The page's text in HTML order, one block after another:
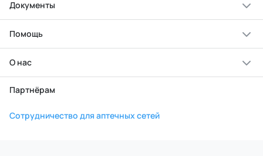
Документы
Помощь
О нас
Партнёрам
Сотрудничество для аптечных сетей